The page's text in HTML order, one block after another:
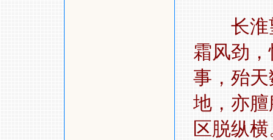
长
霜风劲
事，殆
地，亦
区脱纵